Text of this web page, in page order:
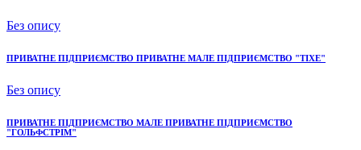
Без опису
ПРИВАТНЕ ПІДПРИЄМСТВО ПРИВАТНЕ МАЛЕ ПІДПРИЄМСТВО "ТІХЕ"
Без опису
ПРИВАТНЕ ПІДПРИЄМСТВО МАЛЕ ПРИВАТНЕ ПІДПРИЄМСТВО
"ГОЛЬФСТРІМ"